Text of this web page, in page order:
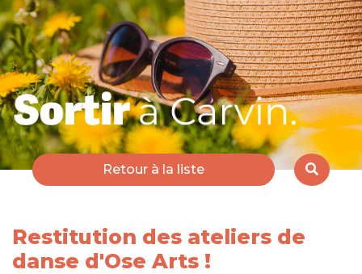
Retour à la liste
Restitution des ateliers de
danse d'Ose Arts !